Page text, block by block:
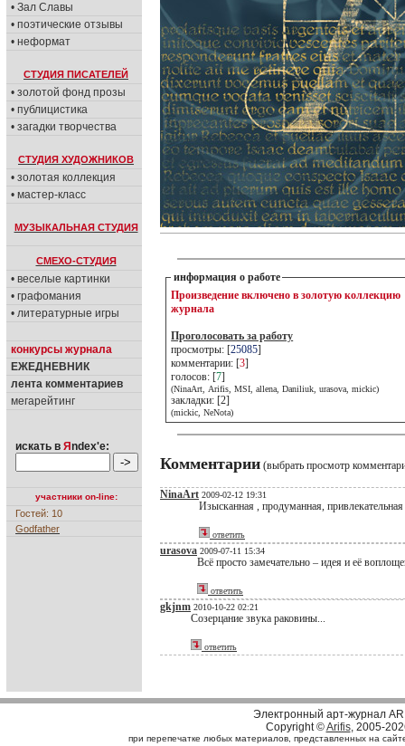
• Зал Славы
• поэтические отзывы
• неформат
СТУДИЯ ПИСАТЕЛЕЙ
• золотой фонд прозы
• публицистика
• загадки творчества
СТУДИЯ ХУДОЖНИКОВ
• золотая коллекция
• мастер-класс
МУЗЫКАЛЬНАЯ СТУДИЯ
СМЕХО-СТУДИЯ
• веселые картинки
• графомания
• литературные игры
конкурсы журнала
ЕЖЕДНЕВНИК
лента комментариев
мегарейтинг
искать в Я ndex'е:
участники on-line:
Гостей: 10
Godfather
информация о работе
Произведение включено в золотую коллекцию
журнала
Проголосовать за работу
просмотры: [25085]
комментарии: [3]
голосов: [7]
(NinaArt, Arifis, MSI, allena, Daniliuk, urasova, mickic)
закладки: [2]
(mickic, NeNota)
Комментарии (выбрать просмотр
NinaArt 2009-02-12 19:31
Изысканная , продуманная, привлекательная
ответить
urasova 2009-07-11 15:34
Всё просто замечательно – идея и её
ответить
gkjnm 2010-10-22 02:21
Созерцание звука раковины...
ответить
Электронный арт-журнал
Copyright ©Arifis, 2005-
при перепечатке любых материалов, представленных на